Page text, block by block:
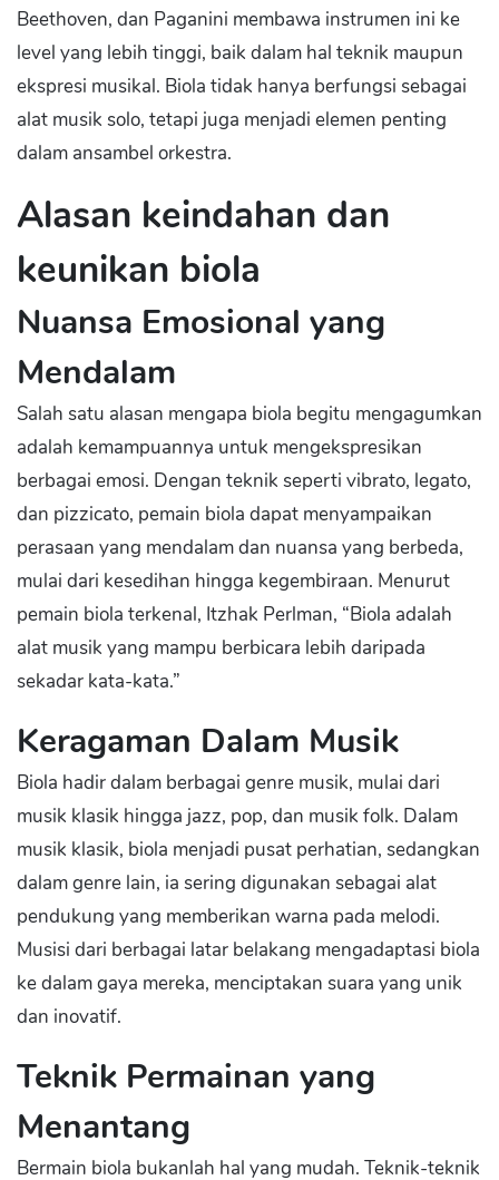
Beethoven, dan Paganini membawa instrumen ini ke
level yang lebih tinggi, baik dalam hal teknik maupun
ekspresi musikal. Biola tidak hanya berfungsi sebagai
alat musik solo, tetapi juga menjadi elemen penting
dalam ansambel orkestra.
Alasan keindahan dan
keunikan biola
Nuansa Emosional yang
Mendalam
Salah satu alasan mengapa biola begitu mengagumkan
adalah kemampuannya untuk mengekspresikan
berbagai emosi. Dengan teknik seperti vibrato, legato,
dan pizzicato, pemain biola dapat menyampaikan
perasaan yang mendalam dan nuansa yang berbeda,
mulai dari kesedihan hingga kegembiraan. Menurut
pemain biola terkenal, Itzhak Perlman, “Biola adalah
alat musik yang mampu berbicara lebih daripada
sekadar kata-kata.”
Keragaman Dalam Musik
Biola hadir dalam berbagai genre musik, mulai dari
musik klasik hingga jazz, pop, dan musik folk. Dalam
musik klasik, biola menjadi pusat perhatian, sedangkan
dalam genre lain, ia sering digunakan sebagai alat
pendukung yang memberikan warna pada melodi.
Musisi dari berbagai latar belakang mengadaptasi biola
ke dalam gaya mereka, menciptakan suara yang unik
dan inovatif.
Teknik Permainan yang
Menantang
Bermain biola bukanlah hal yang mudah. Teknik-teknik